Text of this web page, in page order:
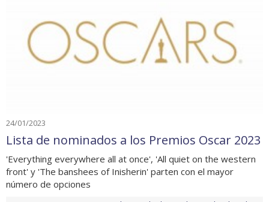
24/01/2023
Lista de nominados a los Premios Oscar 2023
'Everything everywhere all at once', 'All quiet on the western
front' y 'The banshees of Inisherin' parten con el mayor
número de opciones